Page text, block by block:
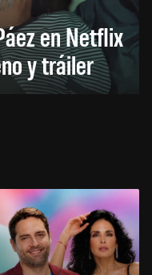
en Netflix
y tráiler